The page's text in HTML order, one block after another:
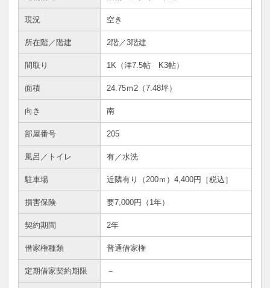
現況 空き
所在階／階建 2階／3階建
間取り 1K（洋7.5帖 K3帖）
面積 24.75ｍ2 （7.48坪）
向き 南
部屋番号 205
風呂／トイレ 有／水洗
駐車場 近隣有り（200ｍ）4,400円［税込］
損害保険 要7,000円（1年）
契約期間 2年
借家権種類 普通借家権
定期借家契約期限 －